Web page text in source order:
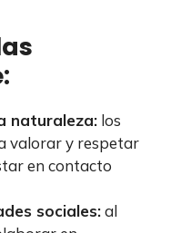
naturaleza: los
valorar y respetar
en contacto
sociales:al